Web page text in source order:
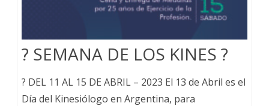
? SEMANA DE LOS KINES ?
? DEL 11 AL 15 DE ABRIL – 2023 El 13 de Abril es el
Día del Kinesiólogo en Argentina, para